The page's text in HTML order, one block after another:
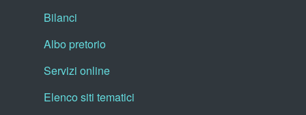
Bilanci
Albo pretorio
Servizi online
Elenco siti tematici